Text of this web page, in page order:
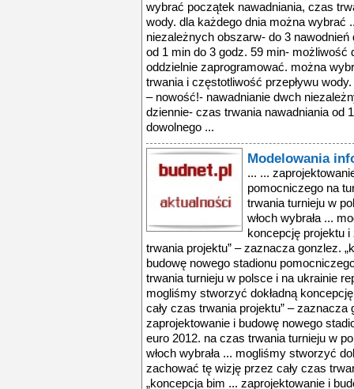
wybrać początek nawadniania, czas
wody. dla każdego dnia można wybrać
niezależnych obszarw- do 3
od 1 min do 3 godz. 59 min- możliwość
oddzielnie zaprogramować. można
trwania i częstotliwość przepływu
– nowość!- nawadnianie dwch
dziennie- czas trwania nawadniania od
dowolnego ...
Modelowania
... ...
pomocniczego na
trwania turnieju w
włoch wybrała ...
koncepcję projektu
trwania projektu” – zaznacza gonzlez.
budowę nowego stadionu
trwania turnieju w polsce i na ukrainie
mogliśmy stworzyć dokładną
cały czas trwania projektu” – zaznacza
zaprojektowanie i budowę nowego
euro 2012. na czas trwania turnieju w
włoch wybrała ... mogliśmy stworzyć
zachować tę wizję przez cały czas
„koncepcja bim ... zaprojektowanie i